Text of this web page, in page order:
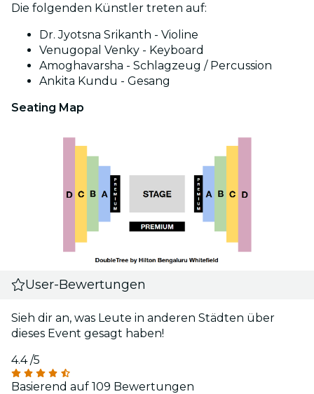
Die folgenden Künstler treten auf:
Dr. Jyotsna Srikanth - Violine
Venugopal Venky - Keyboard
Amoghavarsha - Schlagzeug / Percussion
Ankita Kundu - Gesang
Seating Map
User-Bewertungen
Sieh dir an, was Leute in anderen Städten über
dieses Event gesagt haben!
4.4/5
Basierend auf 109 Bewertungen